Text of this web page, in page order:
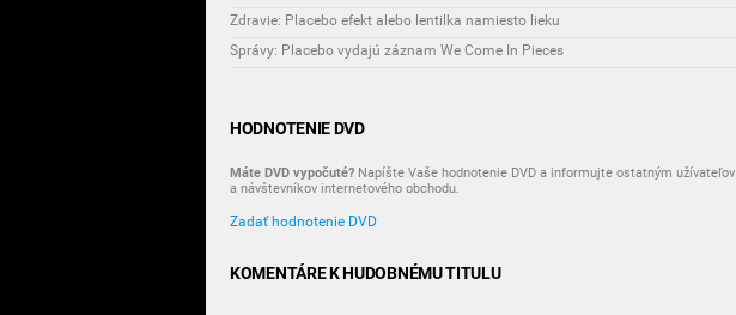
Zdravie: Placebo efekt alebo lentilka namiesto lieku
Správy: Placebo vydajú záznam We Come In Pieces
HODNOTENIE DVD
Máte DVD vypočuté? Napíšte Vaše hodnotenie DVD a informujte ostatným užívateľov
a návštevníkov internetového obchodu.
Zadať hodnotenie DVD
KOMENTÁRE K HUDOBNÉMU TITULU